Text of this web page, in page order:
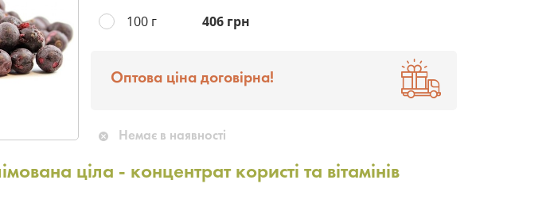
100 г
406 грн
Оптова ціна договірна!
Немає в наявності
ціла - концентрат користі та вітамінів